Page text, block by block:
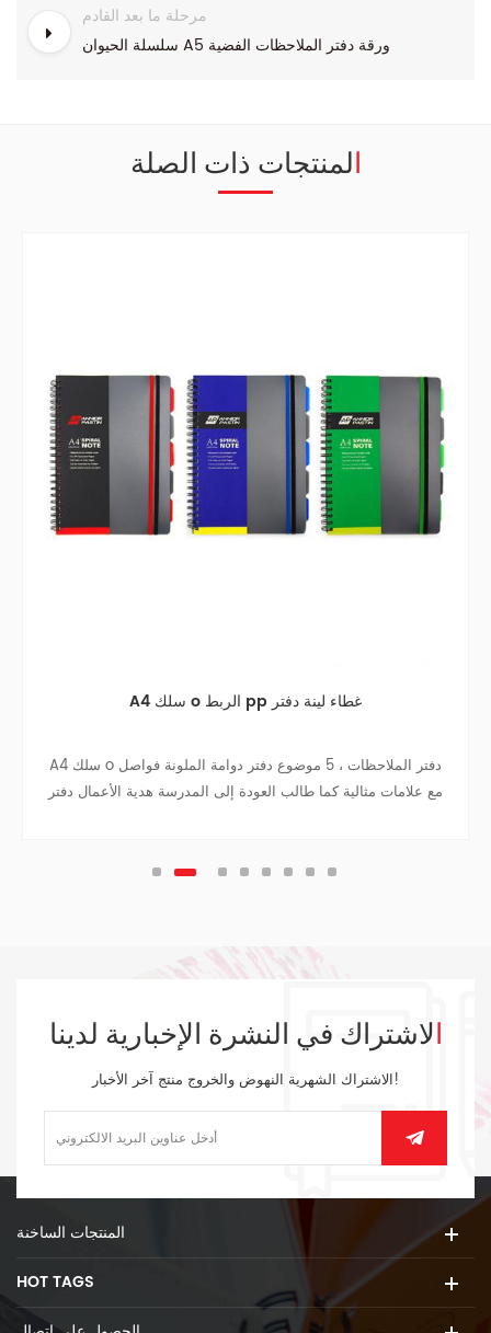
مرحلة ما بعد القادم
سلسلة الحيوان A5 ورقة دفتر الملاحظات الفضية
المنتجات ذات الصلة
A5 دوامة ملزمة غلاف دفتر الملاحظات
الملونة A5 غلاف دفتر الملاحظات ، مع احباط ختم ومرنة الإغلاق
الاشتراك في النشرة الإخبارية لدينا
الاشتراك الشهرية النهوض والخروج منتج آخر الأخبار!
المنتجات الساخنة
HOT TAGS